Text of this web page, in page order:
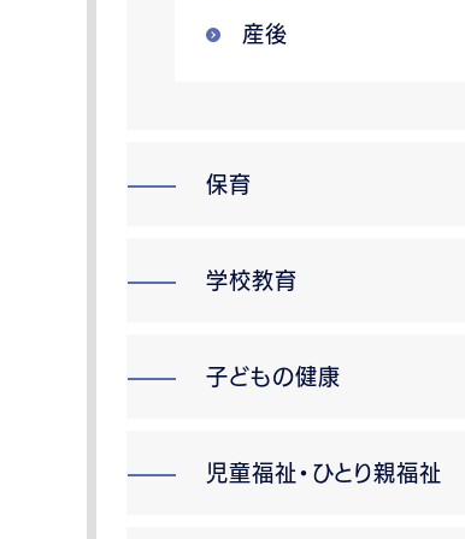
産後
保育
学校教育
子どもの健康
児童福祉・ひとり親福祉